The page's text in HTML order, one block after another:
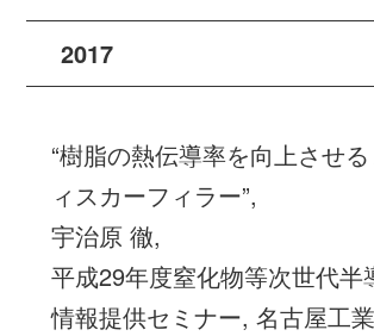
2017
“樹脂の熱伝導率を向上させ
ィスカーフィラー”,
宇治原 徹,
平成29年度窒化物等次世代半
情報提供セミナー, 名古屋工